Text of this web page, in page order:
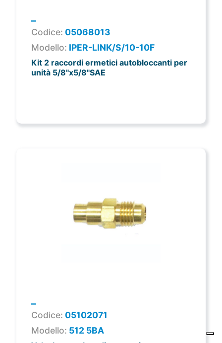
Codice: 05068013
Modello: IPER-LINK/S/10-10F
Kit 2 raccordi ermetici autobloccanti per
unità 5/8"x5/8"SAE
Codice: 05102071
Modello: 512 5BA